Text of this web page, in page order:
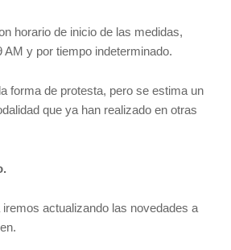
horario de inicio de las medidas,
AM y por tiempo indeterminado.
forma de protesta, pero se estima un
que ya han realizado en otras
actualizando las novedades a